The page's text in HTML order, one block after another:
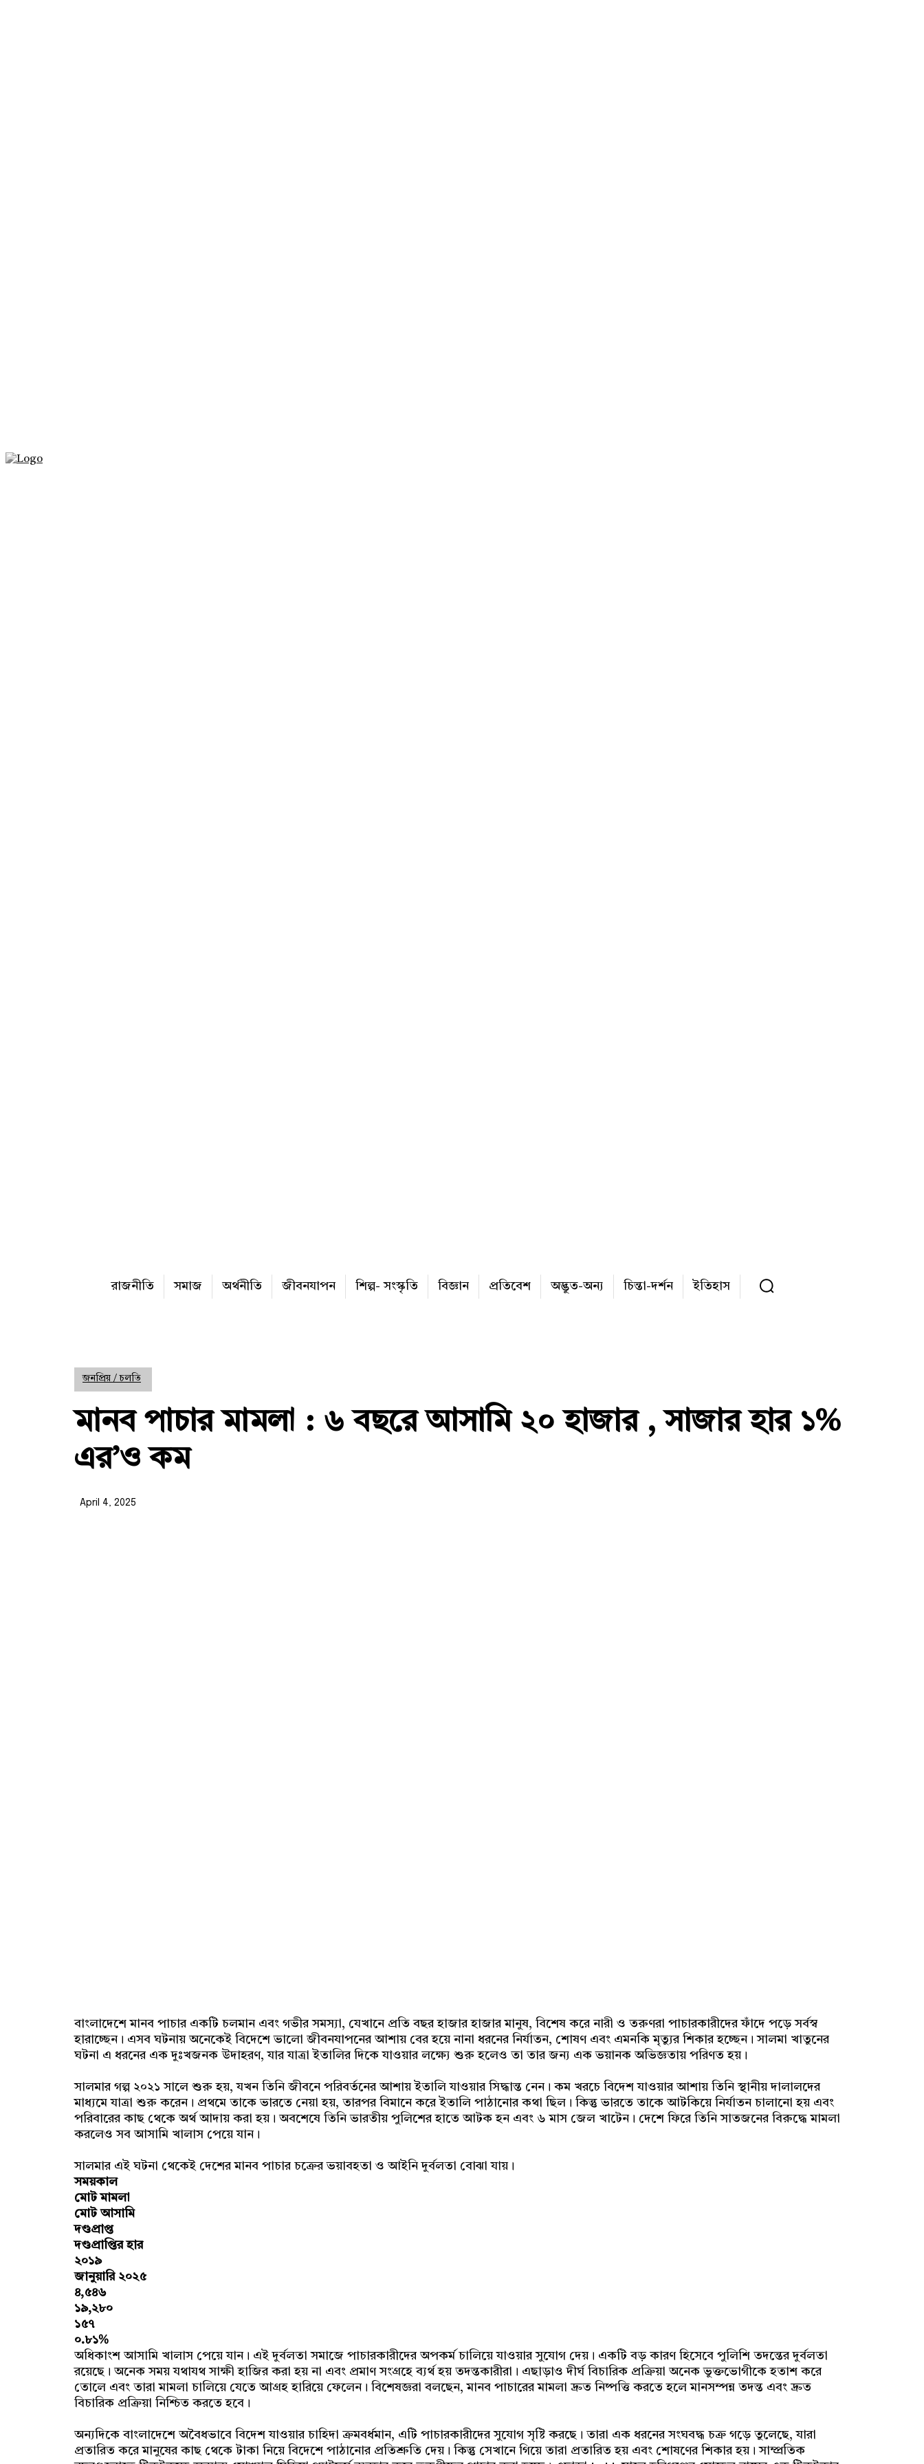
রাজনীতি সমাজ অর্থনীতি জীবনযাপন শিল্প- সংস্কৃতি বিজ্ঞান প্রতিবেশ অদ্ভুত-অন্য চিন্তা-দর্শন ইতিহাস
জনপ্রিয় / চলতি
মানব পাচার মামলা : ৬ বছরে আসামি ২০ হাজার , সাজার হার ১%
এর’ও কম
April 4, 2025
বাংলাদেশে মানব পাচার একটি চলমান এবং গভীর সমস্যা, যেখানে প্রতি বছর হাজার হাজার মানুষ, বিশেষ করে নারী ও তরুণরা পাচারকারীদের ফাঁদে পড়ে সর্বস্ব
হারাচ্ছেন। এসব ঘটনায় অনেকেই বিদেশে ভালো জীবনযাপনের আশায় বের হয়ে নানা ধরনের নির্যাতন, শোষণ এবং এমনকি মৃত্যুর শিকার হচ্ছেন। সালমা খাতুনের
ঘটনা এ ধরনের এক দুঃখজনক উদাহরণ, যার যাত্রা ইতালির দিকে যাওয়ার লক্ষ্যে শুরু হলেও তা তার জন্য এক ভয়ানক অভিজ্ঞতায় পরিণত হয়।
সালমার গল্প ২০২১ সালে শুরু হয়, যখন তিনি জীবনে পরিবর্তনের আশায় ইতালি যাওয়ার সিদ্ধান্ত নেন। কম খরচে বিদেশ যাওয়ার আশায় তিনি স্থানীয় দালালদের
মাধ্যমে যাত্রা শুরু করেন। প্রথমে তাকে ভারতে নেয়া হয়, তারপর বিমানে করে ইতালি পাঠানোর কথা ছিল। কিন্তু ভারতে তাকে আটকিয়ে নির্যাতন চালানো হয় এবং
পরিবারের কাছ থেকে অর্থ আদায় করা হয়। অবশেষে তিনি ভারতীয় পুলিশের হাতে আটক হন এবং ৬ মাস জেল খাটেন। দেশে ফিরে তিনি সাতজনের বিরুদ্ধে মামলা
করলেও সব আসামি খালাস পেয়ে যান।
সালমার এই ঘটনা থেকেই দেশের মানব পাচার চক্রের ভয়াবহতা ও আইনি দুর্বলতা বোঝা যায়।
সময়কাল
মোট মামলা
মোট আসামি
দণ্ডপ্রাপ্ত
দণ্ডপ্রাপ্তির হার
২০১৯
জানুয়ারি ২০২৫
৪,৫৪৬
১৯,২৮০
১৫৭
০.৮১%
অধিকাংশ আসামি খালাস পেয়ে যান। এই দুর্বলতা সমাজে পাচারকারীদের অপকর্ম চালিয়ে যাওয়ার সুযোগ দেয়। একটি বড় কারণ হিসেবে পুলিশি তদন্তের দুর্বলতা
রয়েছে। অনেক সময় যথাযথ সাক্ষী হাজির করা হয় না এবং প্রমাণ সংগ্রহে ব্যর্থ হয় তদন্তকারীরা। এছাড়াও দীর্ঘ বিচারিক প্রক্রিয়া অনেক ভুক্তভোগীকে হতাশ করে
তোলে এবং তারা মামলা চালিয়ে যেতে আগ্রহ হারিয়ে ফেলেন। বিশেষজ্ঞরা বলছেন, মানব পাচারের মামলা দ্রুত নিষ্পত্তি করতে হলে মানসম্পন্ন তদন্ত এবং দ্রুত
বিচারিক প্রক্রিয়া নিশ্চিত করতে হবে।
অন্যদিকে বাংলাদেশে অবৈধভাবে বিদেশ যাওয়ার চাহিদা ক্রমবর্ধমান, এটি পাচারকারীদের সুযোগ সৃষ্টি করছে। তারা এক ধরনের সংঘবদ্ধ চক্র গড়ে তুলেছে, যারা
প্রতারিত করে মানুষের কাছ থেকে টাকা নিয়ে বিদেশে পাঠানোর প্রতিশ্রুতি দেয়। কিন্তু সেখানে গিয়ে তারা প্রতারিত হয় এবং শোষণের শিকার হয়। সাম্প্রতিক